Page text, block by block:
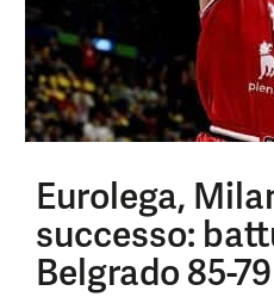
Eurolega,
successo:
Belgrado 85-79